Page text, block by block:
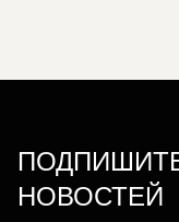
НОВОСТЕЙ